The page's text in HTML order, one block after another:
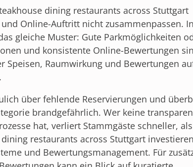
dining restaurants across Stuttgart
Online-Auftritt nicht zusammenpassen. In
gleiche Muster: Gute Parkmöglichkeiten
und konsistente Online-Bewertungen
Speisen, Raumwirkung und Bewertungen
über fehlende Reservierungen und
brandgefährlich. Wer keine
hat, verliert Stammgäste schneller,
restaurants across Stuttgart investieren
und Bewertungsmanagement. Für